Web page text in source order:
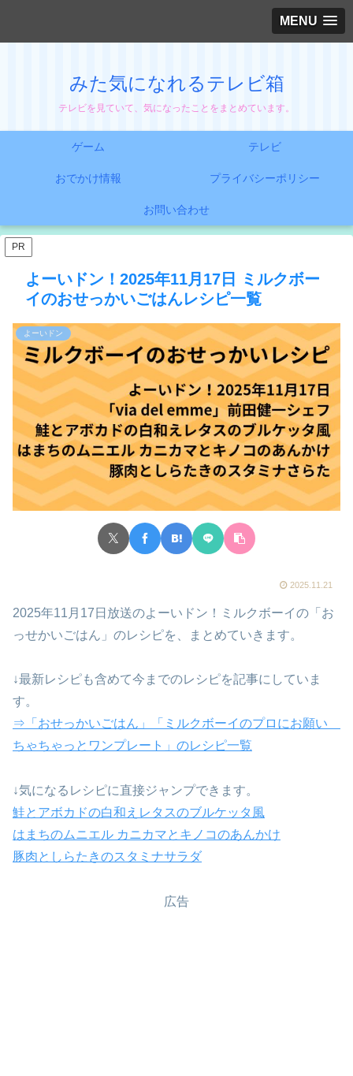
MENU
みた気になれるテレビ箱
テレビを見ていて、気になったことをまとめています。
ゲーム テレビ
おでかけ情報 プライバシーポリシー
お問い合わせ
PR
よーいドン！2025年11月17日 ミルクボー
イのおせっかいごはんレシピ一覧
よーいドン
2025.11.21
2025年11月17日放送のよーいドン！ミルクボーイの「お
っせかいごはん」のレシピを、まとめていきます。
↓最新レシピも含めて今までのレシピを記事にしていま
す。
⇒「おせっかいごはん」「ミルクボーイのプロにお願い
ちゃちゃっとワンプレート」のレシピ一覧
↓気になるレシピに直接ジャンプできます。
鮭とアボカドの白和えレタスのブルケッタ風
はまちのムニエル カニカマとキノコのあんかけ
豚肉としらたきのスタミナサラダ
広告